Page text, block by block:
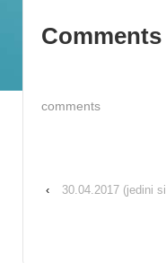
Comments
comments
‹
30.04.2017 (jedini